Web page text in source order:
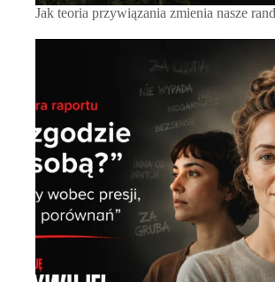
Jak teoria przywiązania zmienia nasze